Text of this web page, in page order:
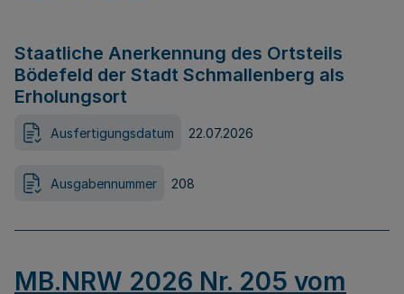
Staatliche Anerkennung des Ortsteils
Bödefeld der Stadt Schmallenberg als
Erholungsort
Ausfertigungsdatum 22.07.2026
Ausgabennummer 208
MB.NRW 2026 Nr. 205 vom